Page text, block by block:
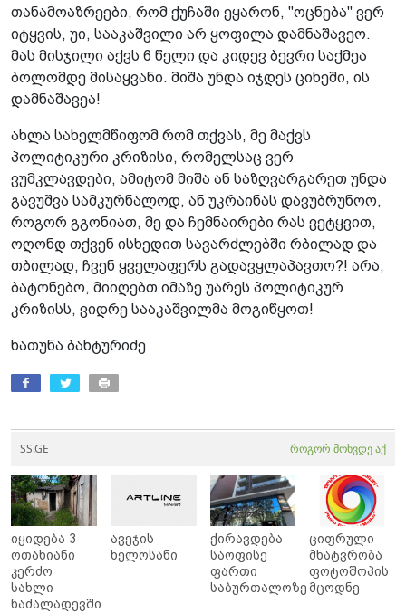
თანამოაზრეები, რომ ქუჩაში ეყარონ, "ოცნება" ვერ
იტყვის, უი, სააკაშვილი არ ყოფილა დამნაშავეო.
მას მისჯილი აქვს 6 წელი და კიდევ ბევრი საქმეა
ბოლომდე მისაყვანი. მიშა უნდა იჯდეს ციხეში, ის
დამნაშავეა!
ახლა სახელმწიფომ რომ თქვას, მე მაქვს
პოლიტიკური კრიზისი, რომელსაც ვერ
ვუმკლავდები, ამიტომ მიშა ან საზღვარგარეთ უნდა
გავუშვა სამკურნალოდ, ან უკრაინას დავუბრუნოო,
როგორ გგონიათ, მე და ჩემნაირები რას ვეტყვით,
ოღონდ თქვენ ისხედით სავარძლებში რბილად და
თბილად, ჩვენ ყველაფერს გადავყლაპავთო?! არა,
ბატონებო, მიიღებთ იმაზე უარეს პოლიტიკურ
კრიზისს, ვიდრე სააკაშვილმა მოგიწყოთ!
ხათუნა ბახტურიძე
SS.GE როგორ მოხვდე აქ
იყიდება 3
ოთახიანი
კერძო
სახლი
ნაძალადევში
ავეჯის
ხელოსანი
ქირავდება
საოფისე
ფართი
საბურთალოზე
ციფრული
მხატვრობა
ფოტოშოპის
მცოდნე